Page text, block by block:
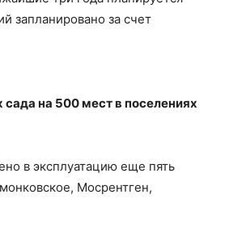
запланировано за счет
на 500 мест в поселениях
в эксплуатацию еще пять
Мосрентген,